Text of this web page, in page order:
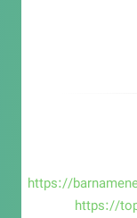
https://
https://